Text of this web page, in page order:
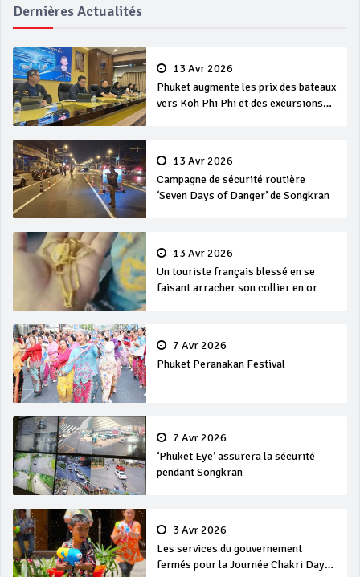
Dernières Actualités
13 Avr 2026
Phuket augmente les prix des bateaux
vers Koh Phi Phi et des excursions
13 Avr 2026
Campagne de sécurité routière
‘Seven Days of Danger’ de Songkran
13 Avr 2026
Un touriste français blessé en se
faisant arracher son collier en or
7 Avr 2026
Phuket Peranakan Festival
7 Avr 2026
‘Phuket Eye’ assurera la sécurité
pendant Songkran
3 Avr 2026
Les services du gouvernement
fermés pour la Journée Chakri Day